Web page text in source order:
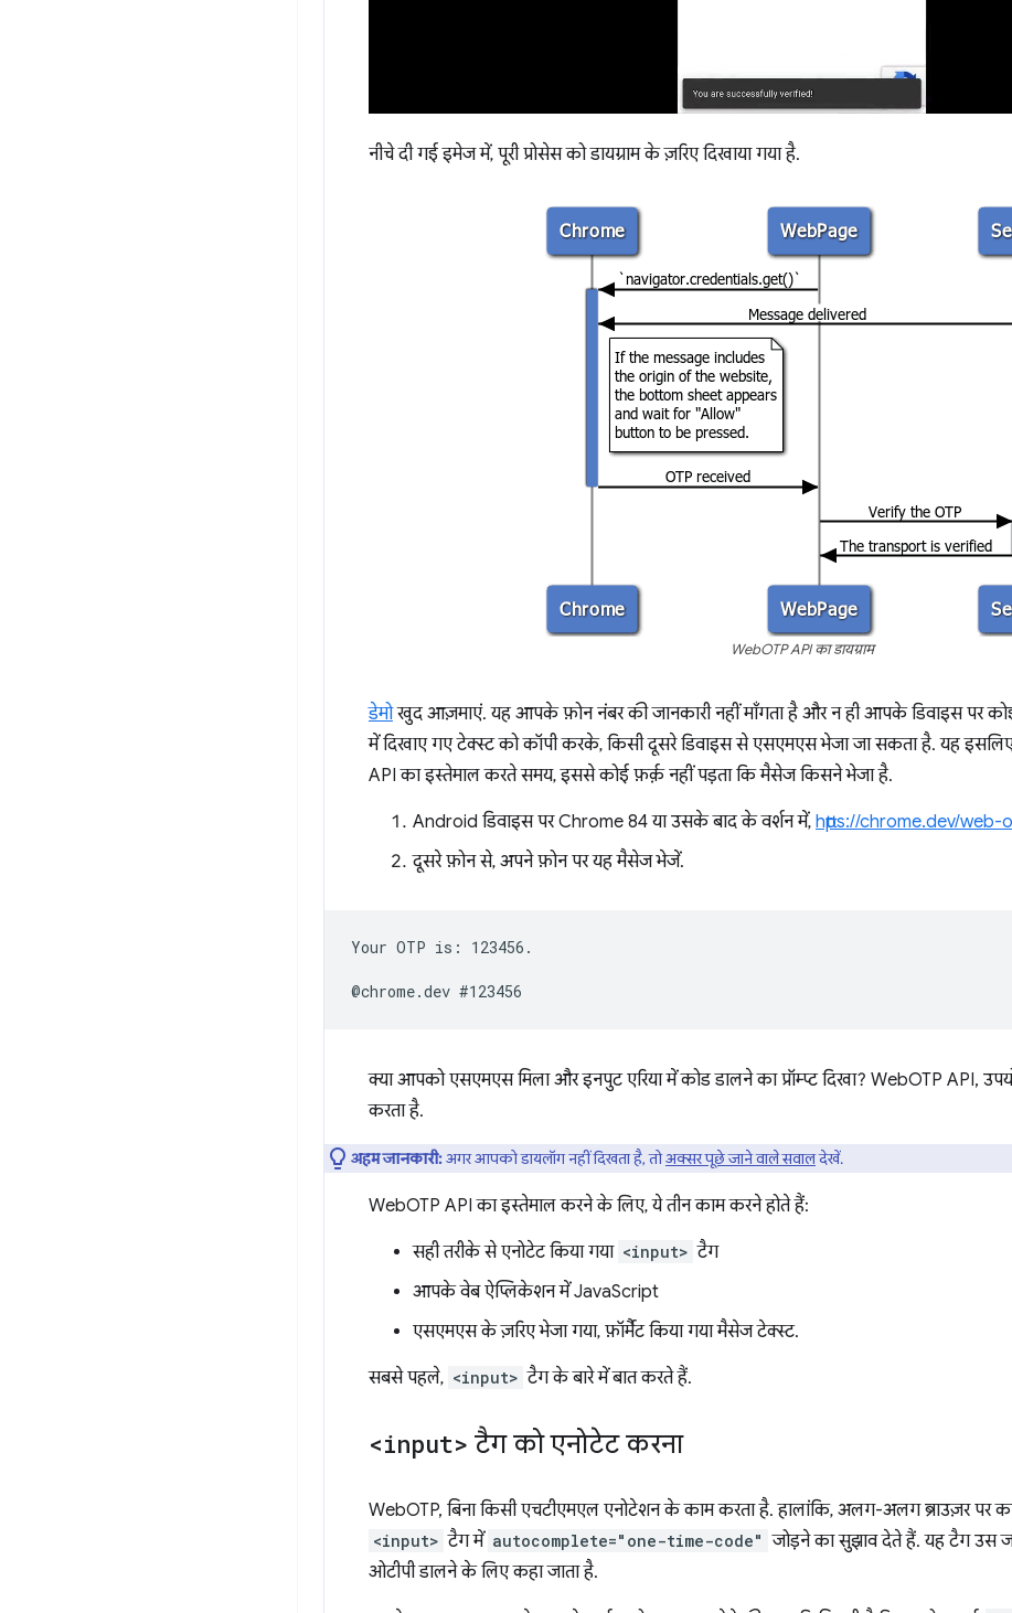
नीचे दी गई इमेज में, पूरी प्रोसेस को डायग्राम के ज़रिए दिखाया गया है.
WebOTP API का डायग्राम
डेमोखुद आज़माएं. यह आपके फ़ोन नंबर की जानकारी नहीं माँगता है और न ही आपके डिवाइस पर
में दिखाए गए टेक्स्ट को कॉपी करके, किसी दूसरे डिवाइस से एसएमएस भेजा जा सकता है. यह
API का इस्तेमाल करते समय, इससे कोई फ़र्क़ नहीं पड़ता कि मैसेज किसने भेजा है.
Android डिवाइस पर Chrome 84 या उसके बाद के वर्शन में, https://chrome.dev/
दूसरे फ़ोन से, अपने फ़ोन पर यह मैसेज भेजें.
Your OTP is: 123456.
क्या आपको एसएमएस मिला और इनपुट एरिया में कोड डालने का प्रॉम्प्ट दिखा? WebOTP API,
करता है.
अहम जानकारी:अगर आपको डायलॉग नहीं दिखता है, तोअक्सर पूछे जाने वाले सवालदेखें.
WebOTP API का इस्तेमाल करने के लिए, ये तीन काम करने होते हैं:
सही तरीके से एनोटेट किया गया <input> टैग
आपके वेब ऐप्लिकेशन में JavaScript
एसएमएस के ज़रिए भेजा गया, फ़ॉर्मैट किया गया मैसेज टेक्स्ट.
सबसे पहले, <input> टैग के बारे में बात करते हैं.
<input> टैग को एनोटेट करना
WebOTP, बिना किसी एचटीएमएल एनोटेशन के काम करता है. हालांकि, अलग-अलग ब्राउज़र
<input> टैग में autocomplete="one-time-code" जोड़ने का सुझाव देते हैं. यह टैग उस
ओटीपी डालने के लिए कहा जाता है.